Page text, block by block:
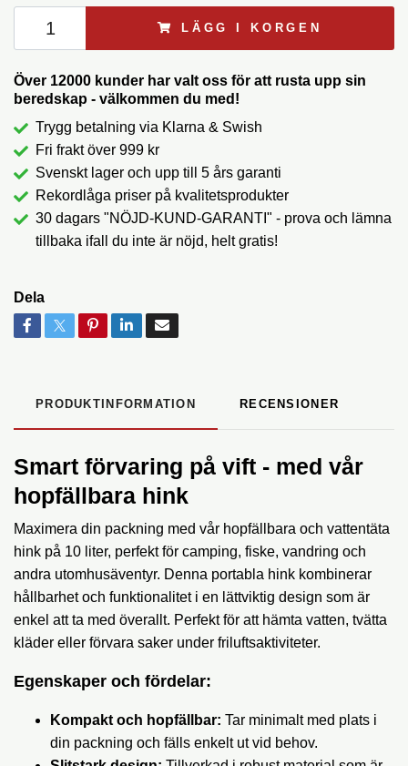
LÄGG I KORGEN
Över 12000 kunder har valt oss för att rusta upp sin
beredskap - välkommen du med!
Trygg betalning via Klarna & Swish
Fri frakt över 999 kr
Svenskt lager och upp till 5 års garanti
Rekordlåga priser på kvalitetsprodukter
30 dagars "NÖJD-KUND-GARANTI" - prova och lämna
tillbaka ifall du inte är nöjd, helt gratis!
Dela
PRODUKTINFORMATION RECENSIONER
Smart förvaring på vift - med vår
hopfällbara hink
Maximera din packning med vår hopfällbara och vattentäta
hink på 10 liter, perfekt för camping, fiske, vandring och
andra utomhusäventyr. Denna portabla hink kombinerar
hållbarhet och funktionalitet i en lättviktig design som är
enkel att ta med överallt. Perfekt för att hämta vatten, tvätta
kläder eller förvara saker under friluftsaktiviteter.
Egenskaper och fördelar:
Kompakt och hopfällbar: Tar minimalt med plats i
din packning och fälls enkelt ut vid behov.